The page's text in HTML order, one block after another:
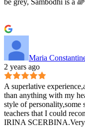
Maria
2 years ago
A superlative
than anything with my
style of personality,some
teachers that I could
IRINA SCERBINA.Very